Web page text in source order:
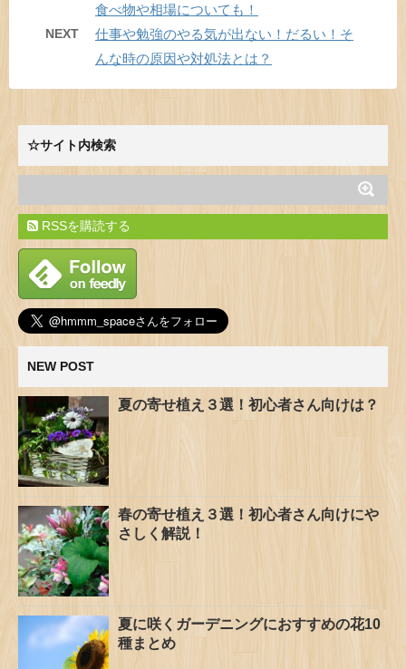
食べ物や相場についても！
NEXT
仕事や勉強のやる気が出ない！だるい！そ
んな時の原因や対処法とは？
☆サイト内検索
RSSを購読する
NEW POST
夏の寄せ植え３選！初心者さん向けは？
春の寄せ植え３選！初心者さん向けにや
さしく解説！
夏に咲くガーデニングにおすすめの花10
種まとめ